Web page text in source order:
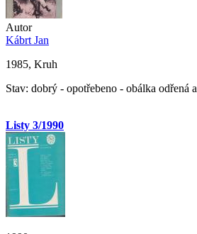
Autor
Kábrt Jan
1985, Kruh
Stav: dobrý - opotřebeno - obálka odřená
Listy 3/1990